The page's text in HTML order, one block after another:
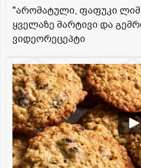
"არომატული, ფაფუკი
ყველაზე მარტივი და
ვიდეორეცეპტი